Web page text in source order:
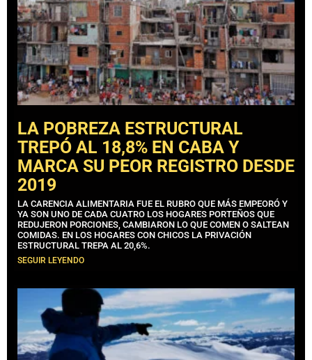
LA POBREZA ESTRUCTURAL
TREPÓ AL 18,8% EN CABA Y
MARCA SU PEOR REGISTRO DESDE
2019
LA CARENCIA ALIMENTARIA FUE EL RUBRO QUE MÁS EMPEORÓ Y
YA SON UNO DE CADA CUATRO LOS HOGARES PORTEÑOS QUE
REDUJERON PORCIONES, CAMBIARON LO QUE COMEN O SALTEAN
COMIDAS. EN LOS HOGARES CON CHICOS LA PRIVACIÓN
ESTRUCTURAL TREPA AL 20,6%.
SEGUIR LEYENDO